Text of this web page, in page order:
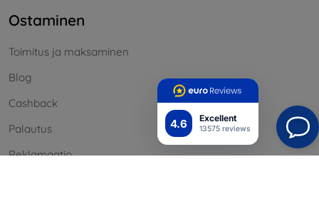
4.6 Excellent
13575 reviews
Ostaminen
Toimitus ja maksaminen
Blog
Cashback
Palautus
Reklamaatio